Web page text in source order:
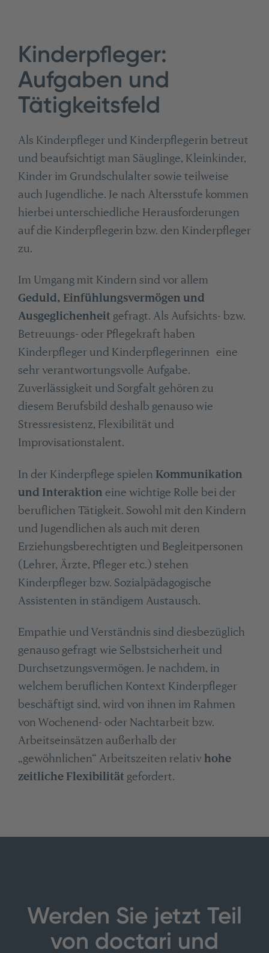
Kinderpfleger:
Aufgaben und
Tätigkeitsfeld
Als Kinderpfleger und Kinderpflegerin betreut
und beaufsichtigt man Säuglinge, Kleinkinder,
Kinder im Grundschulalter sowie teilweise
auch Jugendliche. Je nach Altersstufe kommen
hierbei unterschiedliche Herausforderungen
auf die Kinderpflegerin bzw. den Kinderpfleger
zu.
Im Umgang mit Kindern sind vor allem
Geduld, Einfühlungsvermögen und
Ausgeglichenheit gefragt. Als Aufsichts- bzw.
Betreuungs- oder Pflegekraft haben
Kinderpfleger und Kinderpflegerinnen eine
sehr verantwortungsvolle Aufgabe.
Zuverlässigkeit und Sorgfalt gehören zu
diesem Berufsbild deshalb genauso wie
Stressresistenz, Flexibilität und
Improvisationstalent.
In der Kinderpflege spielen Kommunikation
und Interaktion eine wichtige Rolle bei der
beruflichen Tätigkeit. Sowohl mit den Kindern
und Jugendlichen als auch mit deren
Erziehungsberechtigten und Begleitpersonen
(Lehrer, Ärzte, Pfleger etc.) stehen
Kinderpfleger bzw. Sozialpädagogische
Assistenten in ständigem Austausch.
Empathie und Verständnis sind diesbezüglich
genauso gefragt wie Selbstsicherheit und
Durchsetzungsvermögen. Je nachdem, in
welchem beruflichen Kontext Kinderpfleger
beschäftigt sind, wird von ihnen im Rahmen
von Wochenend- oder Nachtarbeit bzw.
Arbeitseinsätzen außerhalb der
„gewöhnlichen“ Arbeitszeiten relativhohe
zeitliche Flexibilitätgefordert.
Werden Sie jetzt Teil
von doctari und